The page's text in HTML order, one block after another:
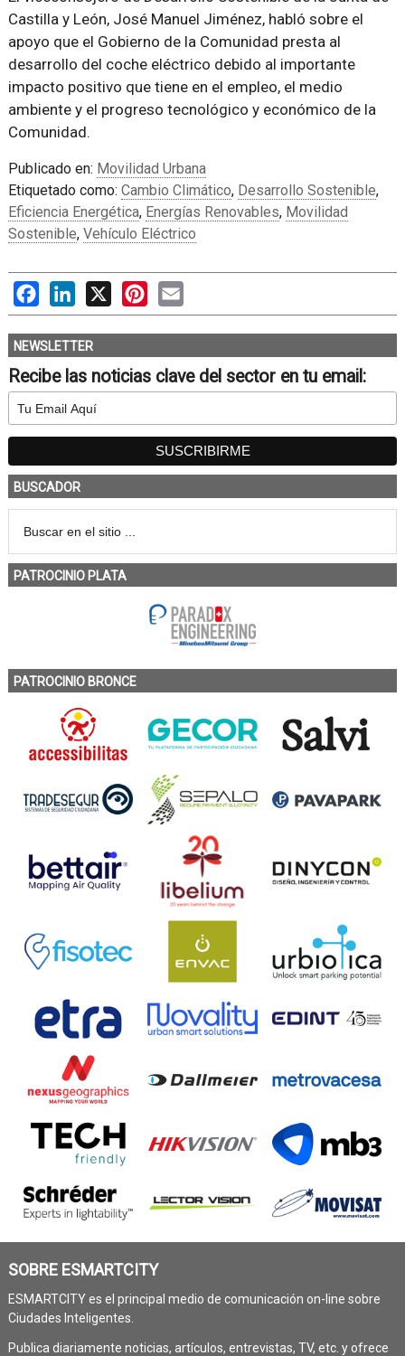
Castilla y León, José Manuel Jiménez, habló sobre el
apoyo que el Gobierno de la Comunidad presta al
desarrollo del coche eléctrico debido al importante
impacto positivo que tiene en el empleo, el medio
ambiente y el progreso tecnológico y económico de la
Comunidad.
Publicado en: Movilidad Urbana
Etiquetado como: Cambio Climático, Desarrollo Sostenible,
Eficiencia Energética, Energías Renovables, Movilidad
Sostenible, Vehículo Eléctrico
FacebookLinkedIn
X PinterestEmail
NEWSLETTER
Recibe las noticias clave del sector en tu email:
BUSCADOR
PATROCINIO PLATA
PATROCINIO BRONCE
SOBRE ESMARTCITY
ESMARTCITY es el principal medio de comunicación on-line sobre
Ciudades Inteligentes.
Publica diariamente noticias, artículos, entrevistas, TV, etc. y ofrece